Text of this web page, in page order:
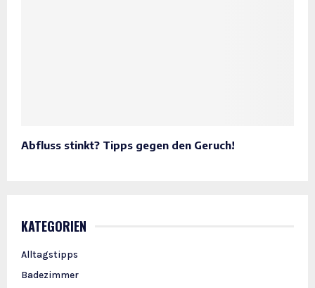
Abfluss stinkt? Tipps gegen den Geruch!
KATEGORIEN
Alltagstipps
Badezimmer